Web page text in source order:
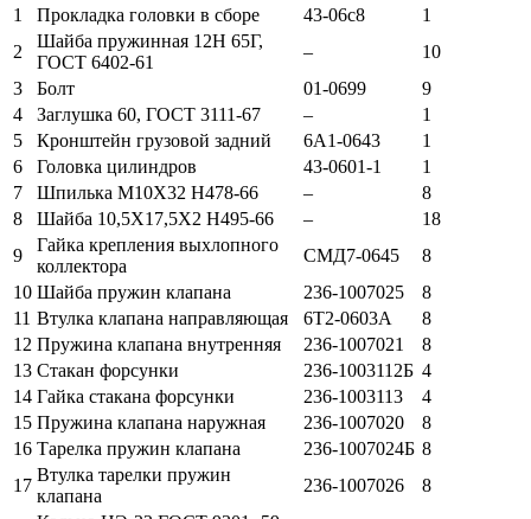
1
Прокладка головки в сборе 43-06с8
1
2
Шайба пружинная 12Н 65Г,
ГОСТ 6402-61
–
10
3
Болт 01-0699
9
4
Заглушка 60, ГОСТ 3111-67 –
1
5
Кронштейн грузовой задний 6А1-0643
1
6
Головка цилиндров 43-0601-1
1
7
Шпилька М10Х32 Н478-66 –
8
8
Шайба 10,5Х17,5Х2 Н495-66 –
18
9
Гайка крепления выхлопного
коллектора
СМД7-0645
8
10 Шайба пружин клапана 236-1007025
8
11 Втулка клапана направляющая 6Т2-0603А
8
12 Пружина клапана внутренняя 236-1007021
8
13 Стакан форсунки 236-1003112Б 4
14 Гайка стакана форсунки 236-1003113
4
15 Пружина клапана наружная 236-1007020
8
16 Тарелка пружин клапана 236-1007024Б 8
17
Втулка тарелки пружин
клапана
236-1007026 8